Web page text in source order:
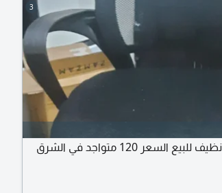
3
كرسي مكتبي دوار مستعمل نظيف للبيع السعر 120 متواجد في الشرق